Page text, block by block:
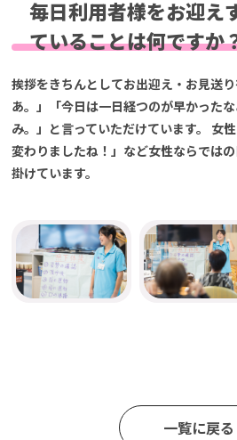
毎日利用者様をお迎え
ていることは何ですか
挨拶をきちんとしてお出迎え・お見送
あ。」「今日は一日経つのが早かった
み。」と言っていただけています。 女
変わりましたね！」など女性ならでは
掛けています。
⼀覧に戻る